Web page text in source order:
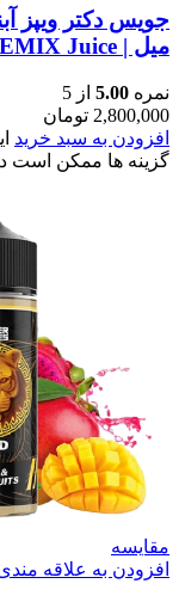
میل | DR.VAPES PANTHER PINK REMIX Juice
نمره 5.00 از 5
2,800,000 تومان
افزودن به سبد خرید
گزینه ها ممکن است
مقایسه
افزودن به علاقه